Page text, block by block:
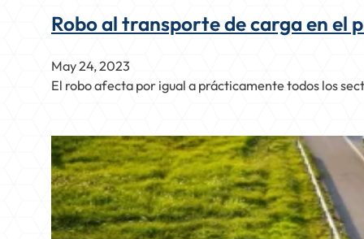
Robo al transporte de carga en el
May 24, 2023
El robo afecta por igual a prácticamente todos los